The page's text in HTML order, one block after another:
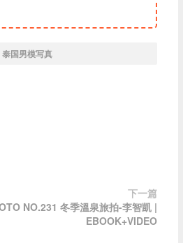
国男模写真
下一篇
NO.231 冬季溫泉旅拍-李智凱 |
EBOOK+VIDEO